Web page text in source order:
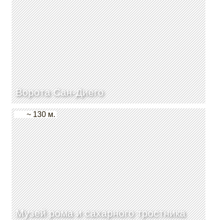
Ворота Сан-Диего
Музей рома и сахарного тростника
~ 130 м.